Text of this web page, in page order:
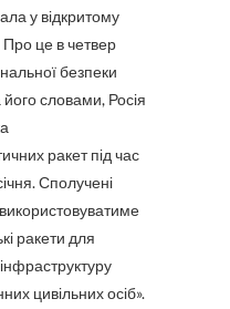
у відкритому
Про це в четвер
безпеки
словами, Росія
ракет під час
Сполучені
ракети для
цивільних осіб».